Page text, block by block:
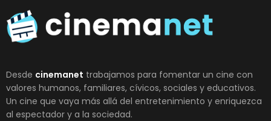
Desde cinemanet trabajamos para fomentar un cine con
valores humanos, familiares, cívicos, sociales y educativos.
Un cine que vaya más allá del entretenimiento y enriquezca
al espectador y a la sociedad.